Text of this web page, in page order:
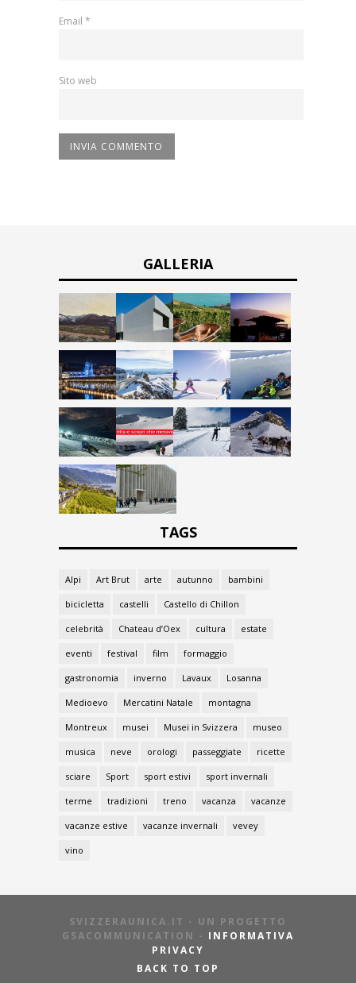
Email *
Sito web
GALLERIA
TAGS
Alpi Art Brut arte autunno bambini
bicicletta castelli Castello di Chillon
celebrità Chateau d’Oex cultura estate
eventi festival film formaggio
gastronomia inverno Lavaux Losanna
Medioevo Mercatini Natale montagna
Montreux musei Musei in Svizzera museo
musica neve orologi passeggiate ricette
sciare Sport sport estivi sport invernali
terme tradizioni treno vacanza vacanze
vacanze estive vacanze invernali vevey
vino
SVIZZERAUNICA.IT - UN PROGETTO
GSACOMMUNICATION - INFORMATIVA
PRIVACY
BACK TO TOP